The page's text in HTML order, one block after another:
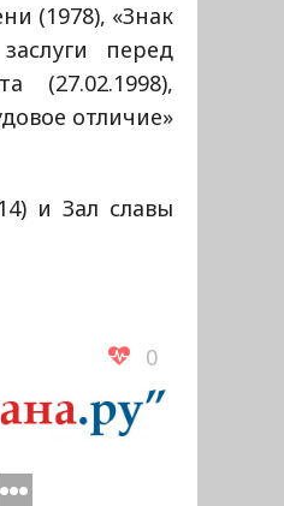
(1978), «Знак
перед
(27.02.1998),
отличие»
и Зал славы
0